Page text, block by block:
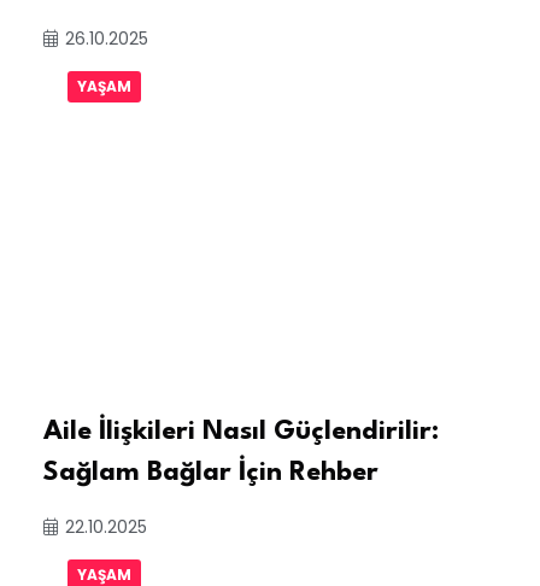
26.10.2025
YAŞAM
Aile İlişkileri Nasıl Güçlendirilir:
Sağlam Bağlar İçin Rehber
22.10.2025
YAŞAM